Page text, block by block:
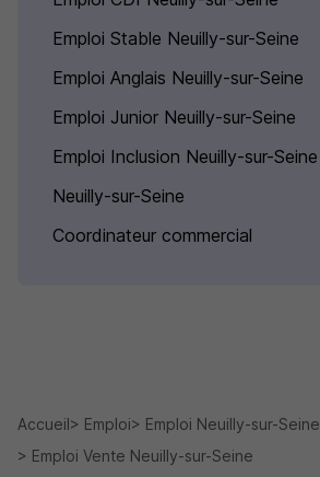
Emploi Stable Neuilly-sur-Seine
Emploi Anglais Neuilly-sur-Seine
Emploi Junior Neuilly-sur-Seine
Emploi Inclusion Neuilly-sur-Seine
Neuilly-sur-Seine
Coordinateur commercial
Accueil Emploi
Emploi Neuilly-sur-Seine
Emploi Vente Neuilly-sur-Seine